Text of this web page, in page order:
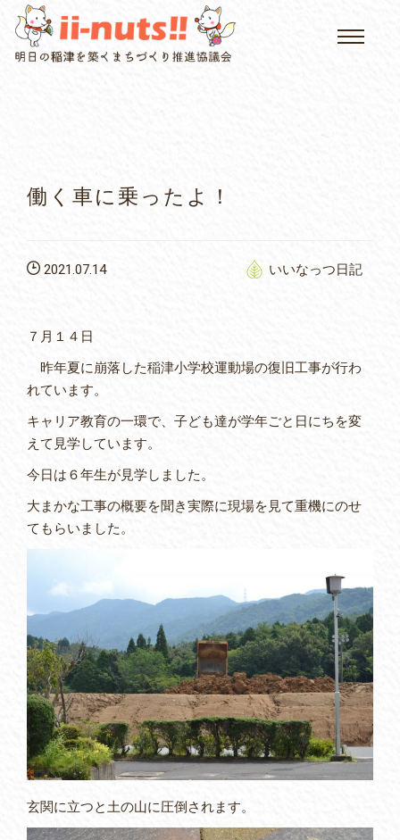
HOME
いなつについて
働く車に乗ったよ！
いいなっつ日記
2021.07.14
７月１４日
昨年夏に崩落した稲津小学校運動場の復旧工事が行わ
れています。
キャリア教育の一環で、子ども達が学年ごと日にちを変
えて見学しています。
今日は６年生が見学しました。
大まかな工事の概要を聞き実際に現場を見て重機にのせ
てもらいました。
玄関に立つと土の山に圧倒されます。